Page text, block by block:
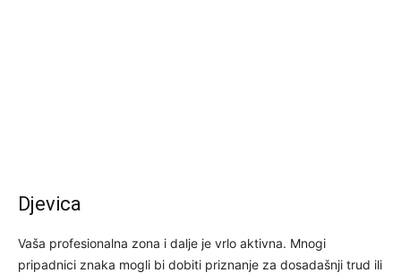
Djevica
Vaša profesionalna zona i dalje je vrlo aktivna. Mnogi
pripadnici znaka mogli bi dobiti priznanje za dosadašnji trud ili